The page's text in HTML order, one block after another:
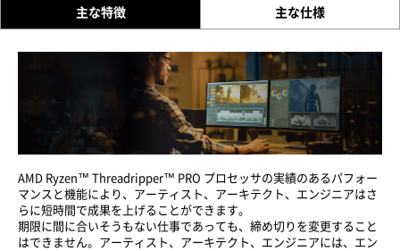
主な特徴 主な仕様
AMD Ryzen™ Threadripper™ PRO プロセッサの実績のあるパフォー
マンスと機能により、アーティスト、アーキテクト、エンジニアはさ
らに短時間で成果を上げることができます。
期限に間に合いそうもない仕事であっても、締め切りを変更すること
はできません。アーティスト、アーキテクト、エンジニアには、エン